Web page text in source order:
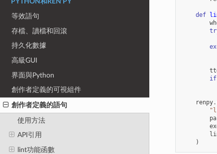
PYTHON和REN'PY
等效語句
存檔、讀檔和回滾
持久化數據
高級GUI
界面與Python
創作者定義的可視組件
創作者定義的語句
使用方法
API引用
lint功能函數
def
if
renpy.
)